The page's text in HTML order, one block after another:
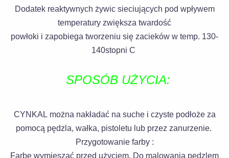
Dodatek reaktywnych żywic sieciujących pod wpływem
temperatury zwiększa twardość
powłoki i zapobiega tworzeniu się zacieków w temp. 130-
140stopni C
SPOSÓB UŻYCIA:
CYNKAL można nakładać na suche i czyste podłoże za
pomocą pędzla, wałka, pistoletu lub przez zanurzenie.
Przygotowanie farby :
Farbę wymieszać przed użyciem. Do malowania pędzlem